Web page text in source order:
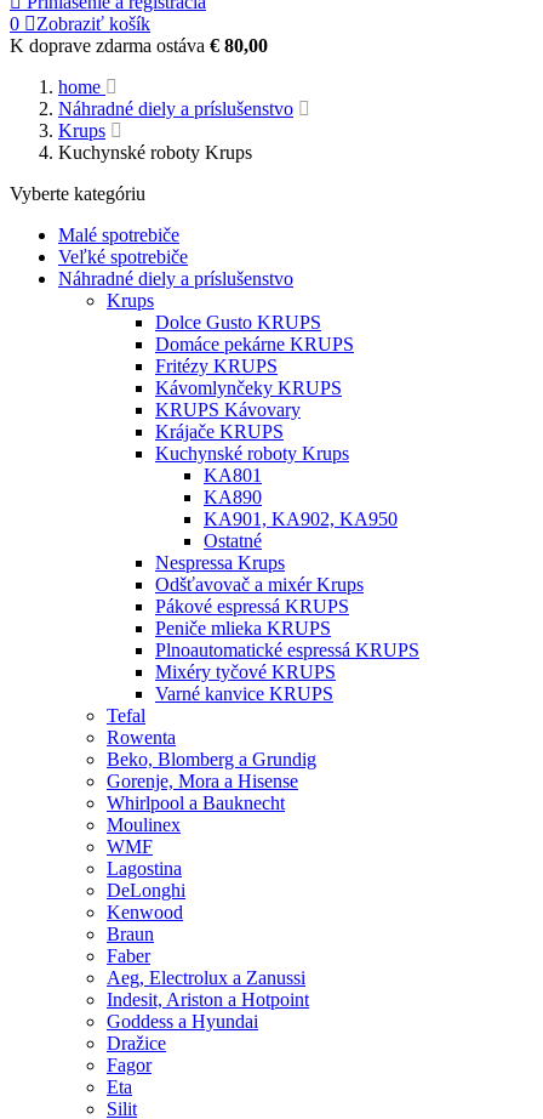
0
Zobraziť košík
K doprave zdarma ostáva € 80,00
home
Náhradné diely a príslušenstvo
Krups
Kuchynské roboty Krups
Vyberte kategóriu
Malé spotrebiče
Veľké spotrebiče
Náhradné diely a príslušenstvo
Krups
Dolce Gusto KRUPS
Domáce pekárne KRUPS
Fritézy KRUPS
Kávomlynčeky KRUPS
KRUPS Kávovary
Krájače KRUPS
Kuchynské roboty Krups
KA801
KA890
KA901, KA902, KA950
Ostatné
Nespressa Krups
Odšťavovač a mixér Krups
Pákové espressá KRUPS
Peniče mlieka KRUPS
Plnoautomatické espressá KRUPS
Mixéry tyčové KRUPS
Varné kanvice KRUPS
Tefal
Rowenta
Beko, Blomberg a Grundig
Gorenje, Mora a Hisense
Whirlpool a Bauknecht
Moulinex
WMF
Lagostina
DeLonghi
Kenwood
Braun
Faber
Aeg, Electrolux a Zanussi
Indesit, Ariston a Hotpoint
Goddess a Hyundai
Dražice
Fagor
Eta
Silit